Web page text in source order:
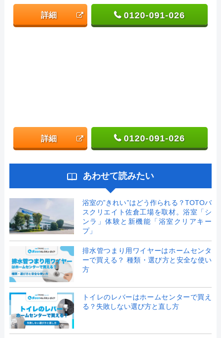
詳細 0120-091-026
詳細 0120-091-026
あわせて読みたい
浴室の”きれい”はどう作られる？TOTOバ
スクリエイト佐倉工場を取材。浴室「シ
ンラ」体験と新機能「浴室クリアキー
プ」
排水管つまり用ワイヤーはホームセンタ
ーで買える？ 種類・選び方と安全な使い
方
トイレのレバーはホームセンターで買え
る？失敗しない選び方と直し方